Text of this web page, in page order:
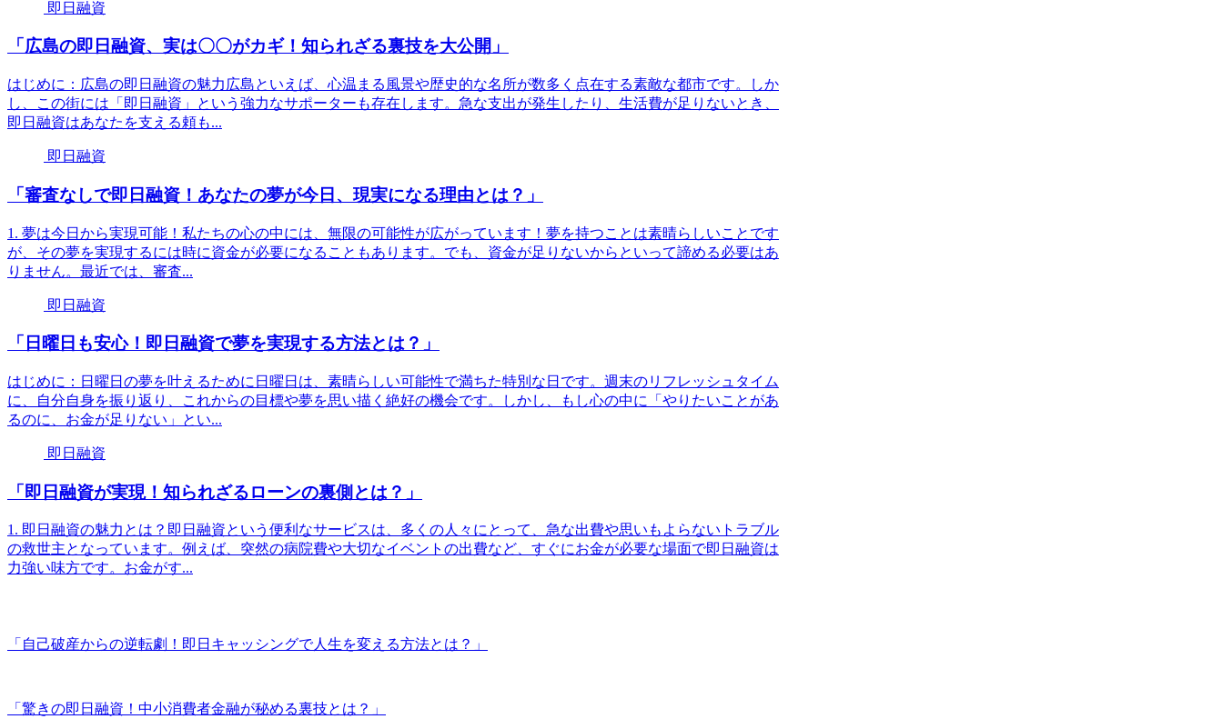
即日融資
「広島の即日融資、実は〇〇がカギ！知られざる裏技を大公開」
はじめに：広島の即日融資の魅力広島といえば、心温まる風景や歴史的な名所が数多く点在する素敵な都市です。しか
し、この街には「即日融資」という強力なサポーターも存在します。急な支出が発生したり、生活費が足りないとき、
即日融資はあなたを支える頼も...
即日融資
「審査なしで即日融資！あなたの夢が今日、現実になる理由とは？」
1. 夢は今日から実現可能！私たちの心の中には、無限の可能性が広がっています！夢を持つことは素晴らしいことです
が、その夢を実現するには時に資金が必要になることもあります。でも、資金が足りないからといって諦める必要はあ
りません。最近では、審査...
即日融資
「日曜日も安心！即日融資で夢を実現する方法とは？」
はじめに：日曜日の夢を叶えるために日曜日は、素晴らしい可能性で満ちた特別な日です。週末のリフレッシュタイム
に、自分自身を振り返り、これからの目標や夢を思い描く絶好の機会です。しかし、もし心の中に「やりたいことがあ
るのに、お金が足りない」とい...
即日融資
「即日融資が実現！知られざるローンの裏側とは？」
1. 即日融資の魅力とは？即日融資という便利なサービスは、多くの人々にとって、急な出費や思いもよらないトラブル
の救世主となっています。例えば、突然の病院費や大切なイベントの出費など、すぐにお金が必要な場面で即日融資は
力強い味方です。お金がす...
「自己破産からの逆転劇！即日キャッシングで人生を変える方法とは？」
「驚きの即日融資！中小消費者金融が秘める裏技とは？」